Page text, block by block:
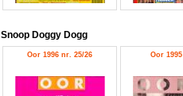
Snoop Doggy Dogg
Oor 1996 nr. 25/26 Oor